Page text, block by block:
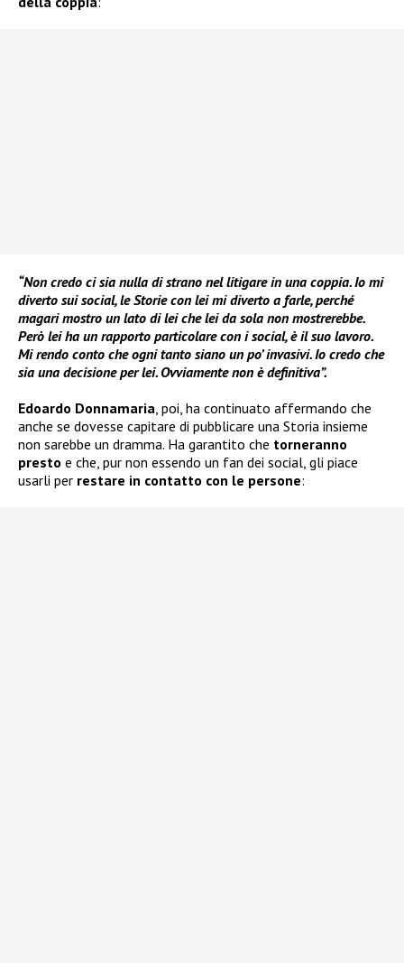
“Non credo ci sia nulla di strano nel litigare in una coppia. Io mi
diverto sui social, le Storie con lei mi diverto a farle, perché
magari mostro un lato di lei che lei da sola non mostrerebbe.
Però lei ha un rapporto particolare con i social, è il suo lavoro.
Mi rendo conto che ogni tanto siano un po’ invasivi. Io credo che
sia una decisione per lei. Ovviamente non è definitiva”.
Edoardo Donnamaria, poi, ha continuato affermando che
anche se dovesse capitare di pubblicare una Storia insieme
non sarebbe un dramma. Ha garantito che torneranno
presto e che, pur non essendo un fan dei social, gli piace
usarli per restare in contatto con le persone: